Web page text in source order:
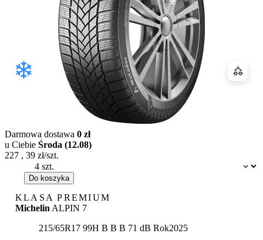
Dostępność:
Darmowa dostawa 0 zł
u Ciebie Środa (12.08)
227 , 39 zł/szt.
Do koszyka
KLASA PREMIUM
Michelin ALPIN 7
215/65R17 99H Etykieta:
B B B 71 dB Rok2025